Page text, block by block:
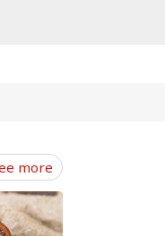
more